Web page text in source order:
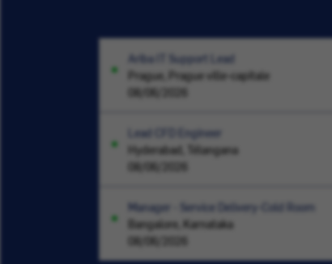
Ariba IT Support Lead
Prague, Prague ville-capitale
08/06/2026
Lead CFD Engineer
Hyderabad, Télangana
08/06/2026
Manager - Service Delivery-Cold Room
Bangalore, Karnataka
08/06/2026